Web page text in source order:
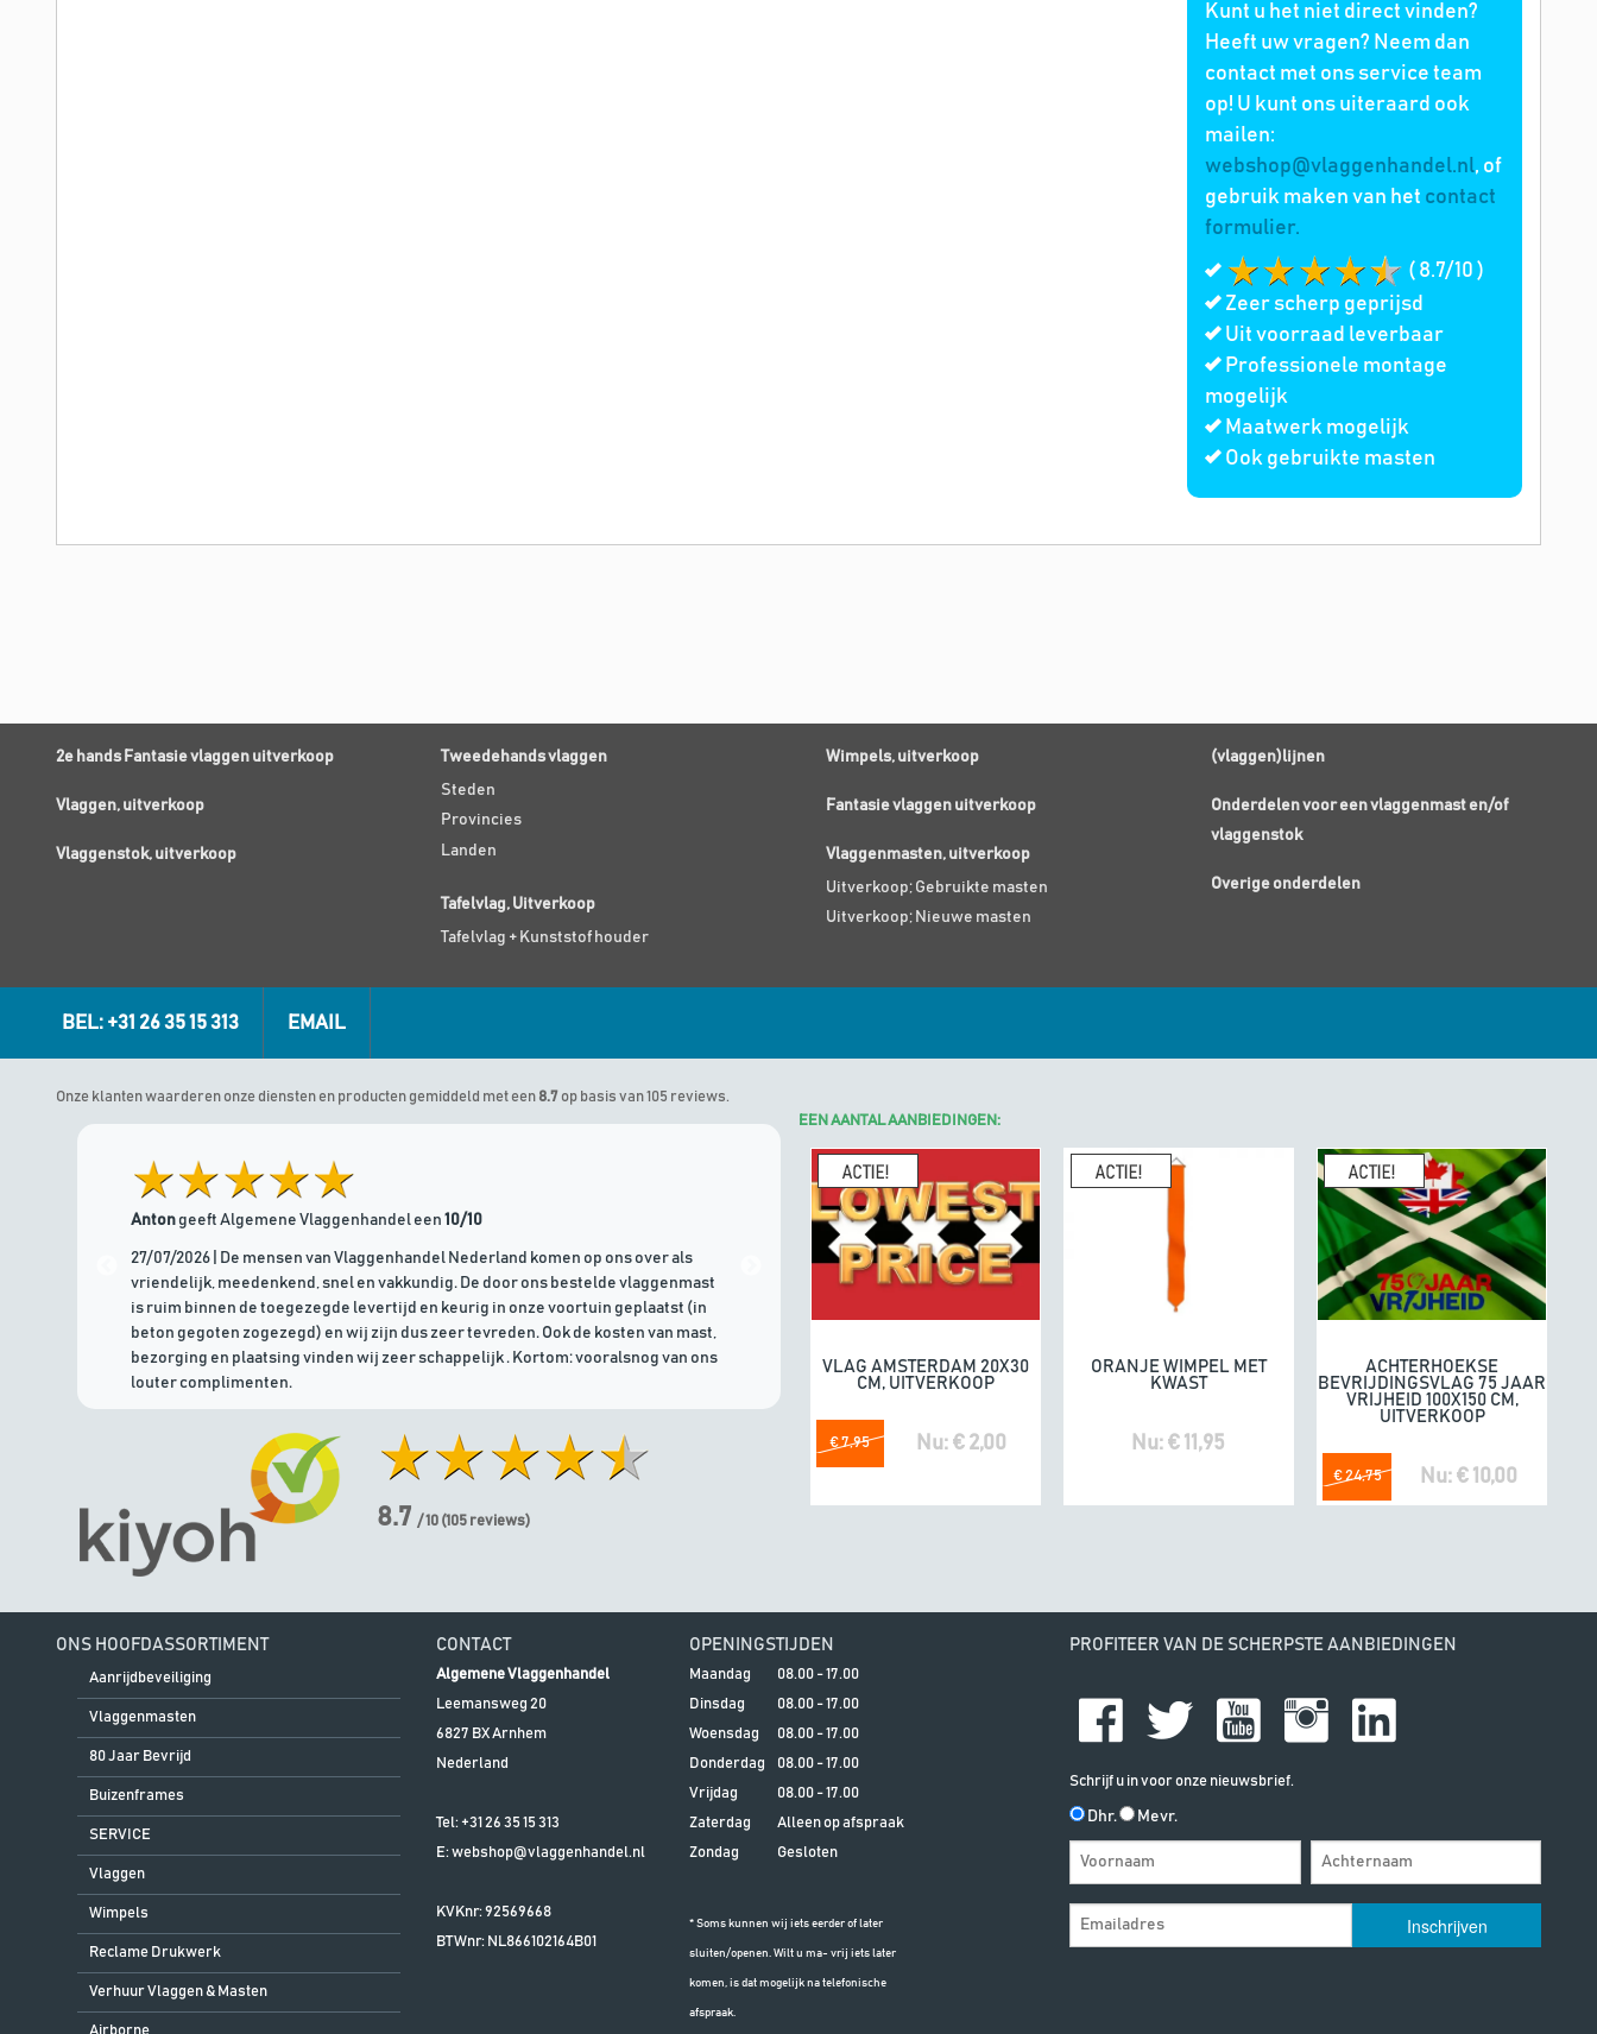
Kunt u het niet direct vinden?
Heeft uw vragen? Neem dan
contact met ons service team
op! U kunt ons uiteraard ook
mailen:
webshop@vlaggenhandel.nl, of
gebruik maken van het contact
formulier.
( 8.7/10 )
Zeer scherp geprijsd
Uit voorraad leverbaar
Professionele montage
mogelijk
Maatwerk mogelijk
Ook gebruikte masten
2e hands Fantasie vlaggen uitverkoop
Vlaggen, uitverkoop
Vlaggenstok, uitverkoop
Tweedehands vlaggen
Steden
Provincies
Landen
Tafelvlag, Uitverkoop
Tafelvlag + Kunststof houder
Wimpels, uitverkoop
Fantasie vlaggen uitverkoop
Vlaggenmasten, uitverkoop
Uitverkoop; Gebruikte masten
Uitverkoop; Nieuwe masten
(vlaggen)lijnen
Onderdelen voor een vlaggenmast en/of
vlaggenstok
Overige onderdelen
BEL: +31 26 35 15 313 EMAIL
Onze klanten waarderen onze diensten en producten gemiddeld met een 8.7 op basis van 105 reviews.
Antongeeft Algemene Vlaggenhandel een 10/10
27/07/2026 | De mensen van Vlaggenhandel Nederland komen op ons over als
vriendelijk, meedenkend, snel en vakkundig. De door ons bestelde vlaggenmast
is ruim binnen de toegezegde levertijd en keurig in onze voortuin geplaatst (in
beton gegoten zogezegd) en wij zijn dus zeer tevreden. Ook de kosten van mast,
bezorging en plaatsing vinden wij zeer schappelijk . Kortom: vooralsnog van ons
louter complimenten.
Marinusgeeft Algemene Vlaggenhandel een
21/07/2026 | Goede communicatie. Fijne producten.
K
04/07/
omdat
8.7/ 10 (105 reviews)
EEN AANTAL AANBIEDINGEN:
In winkelwagen
VLAG AMSTERDAM 20X30
CM, UITVERKOOP
€ 7,95 Nu: € 2,00
In winkelwagen
ORANJE WIMPEL MET
KWAST
Nu: € 11,95
In winkelwagen
ACHTERHOEKSE
BEVRIJDINGSVLAG 75 JAAR
VRIJHEID 100X150 CM,
UITVERKOOP
€ 24,75 Nu: € 10,00
ONS HOOFDASSORTIMENT
Aanrijdbeveiliging
Vlaggenmasten
80 Jaar Bevrijd
Buizenframes
SERVICE
Vlaggen
Wimpels
Reclame Drukwerk
Verhuur Vlaggen & Masten
CONTACT
Algemene Vlaggenhandel
Leemansweg 20
6827 BXArnhem
Nederland
Tel: +31 26 35 15 313
E:webshop@vlaggenhandel.nl
KVKnr: 92569668
BTWnr: NL866102164B01
OPENINGSTIJDEN
Maandag
08.00 - 17.00
Dinsdag
08.00 - 17.00
Woensdag
08.00 - 17.00
Donderdag
08.00 - 17.00
Vrijdag
08.00 - 17.00
Zaterdag
Alleen op afspraak
Zondag
Gesloten
* Soms kunnen wij iets eerder of later
sluiten/openen. Wilt u ma- vrij iets later
komen, is dat mogelijk na telefonische
afspraak.
PROFITEER VAN DE SCHERPSTE AANBIEDINGEN
Schrijf u in voor onze nieuwsbrief.
Dhr. Mevr.